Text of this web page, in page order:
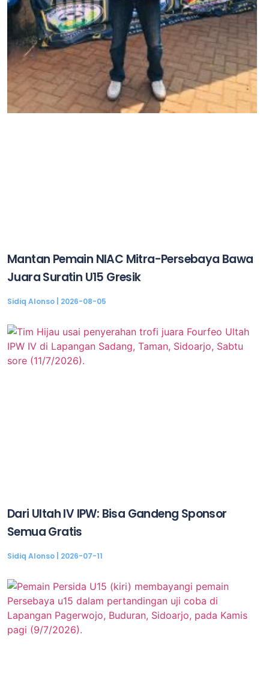
Mantan Pemain NIAC Mitra-Persebaya Bawa
Juara Suratin U15 Gresik
Sidiq Alonso 2026-08-05
Dari Ultah IV IPW: Bisa Gandeng Sponsor
Semua Gratis
Sidiq Alonso 2026-07-11